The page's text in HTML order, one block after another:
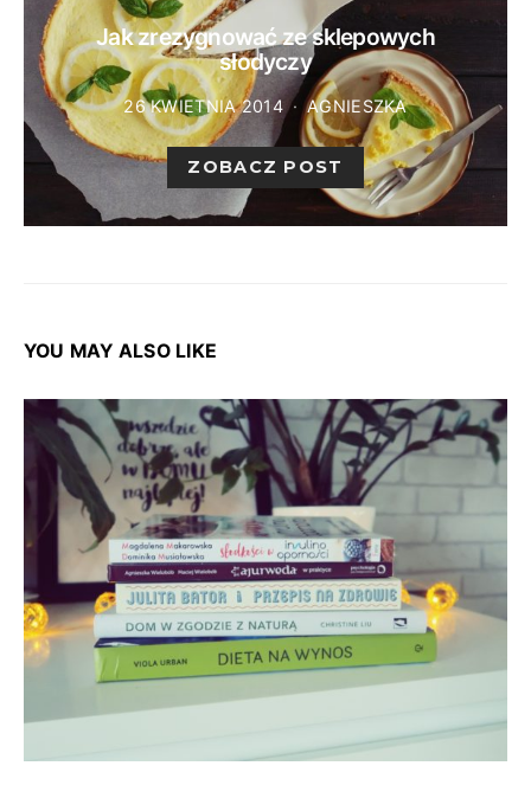
Jak zrezygnować ze sklepowych
słodyczy
26 KWIETNIA 2014 AGNIESZKA
ZOBACZ POST
YOU MAY ALSO LIKE